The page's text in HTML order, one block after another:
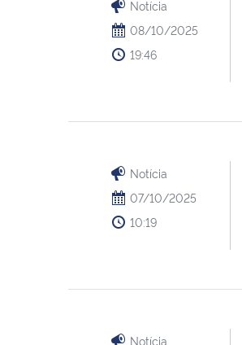
Notícia
08/10/2025
19:46
Notícia
07/10/2025
10:19
Notícia